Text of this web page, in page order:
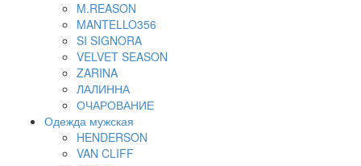
M.REASON
MANTELLO356
SI SIGNORA
VELVET SEASON
ZARINA
ЛАЛИННА
ОЧАРОВАНИЕ
Одежда мужская
HENDERSON
VAN CLIFF